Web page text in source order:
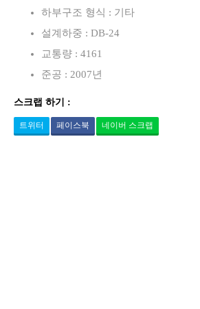
하부구조 형식 : 기타
설계하중 : DB-24
교통량 : 4161
준공 : 2007년
스크랩 하기 :
트위터 페이스북 네이버 스크랩